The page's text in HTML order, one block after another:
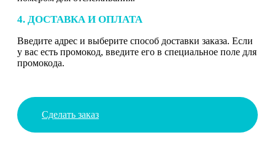
4. ДОСТАВКА И ОПЛАТА
Введите адрес и выберите способ доставки заказа. Если
у вас есть промокод, введите его в специальное поле для
промокода.
Сделать заказ